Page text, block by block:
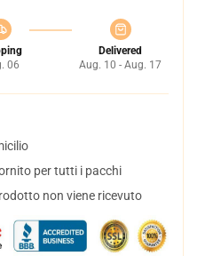
06
Delivered
Aug. 10 - Aug. 17
per tutti i pacchi
non viene ricevuto